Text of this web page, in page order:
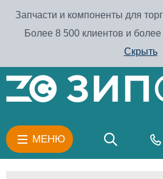
Запчасти и компоненты для
Более 8 500 клиентов и
Скрыть
МЕНЮ